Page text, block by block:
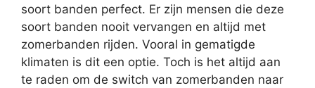
soort banden perfect. Er zijn mensen die deze
soort banden nooit vervangen en altijd met
zomerbanden rijden. Vooral in gematigde
klimaten is dit een optie. Toch is het altijd aan
te raden om de switch van zomerbanden naar